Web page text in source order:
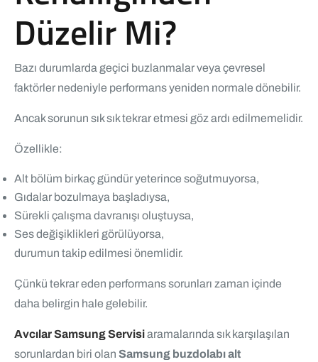
Düzelir Mi?
Bazı durumlarda geçici buzlanmalar veya çevresel
faktörler nedeniyle performans yeniden normale dönebilir.
Ancak sorunun sık sık tekrar etmesi göz ardı edilmemelidir.
Özellikle:
Alt bölüm birkaç gündür yeterince soğutmuyorsa,
Gıdalar bozulmaya başladıysa,
Sürekli çalışma davranışı oluştuysa,
Ses değişiklikleri görülüyorsa,
durumun takip edilmesi önemlidir.
Çünkü tekrar eden performans sorunları zaman içinde
daha belirgin hale gelebilir.
Avcılar Samsung Servisiaramalarında sık karşılaşılan
sorunlardan biri olan Samsung buzdolabı alt